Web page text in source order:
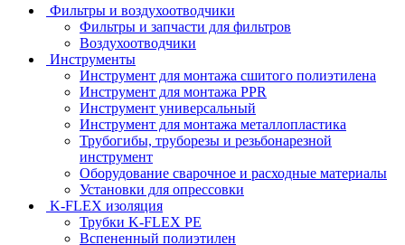
Фильтры и воздухоотводчики
Фильтры и запчасти для фильтров
Воздухоотводчики
Инструменты
Инструмент для монтажа сшитого полиэтилена
Инструмент для монтажа PPR
Инструмент универсальный
Инструмент для монтажа металлопластика
Трубогибы, труборезы и резьбонарезной
инструмент
Оборудование сварочное и расходные материалы
Установки для опрессовки
K-FLEX изоляция
Трубки K-FLEX PE
Вспененный полиэтилен